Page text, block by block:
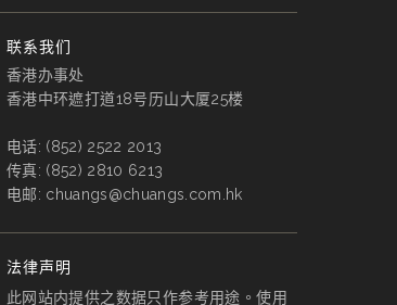
联系我们
香港办事处
香港中环遮打道18号历山大厦25楼
电话: (852) 2522 2013
传真: (852) 2810 6213
电邮: chuangs@chuangs.com.hk
法律声明
此网站内提供之数据只作参考用途。使用